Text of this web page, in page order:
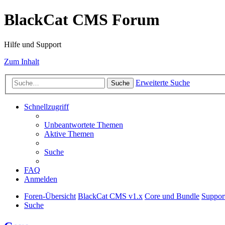
BlackCat CMS Forum
Hilfe und Support
Zum Inhalt
Suche Erweiterte Suche
Schnellzugriff
Unbeantwortete Themen
Aktive Themen
Suche
FAQ
Anmelden
Foren-Übersicht BlackCat CMS v1.x Core und Bundle
Suche